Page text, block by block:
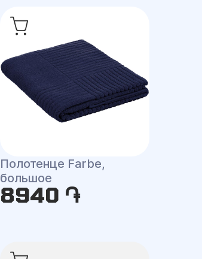
Полотенце Farbe,
большое
8940 ֏